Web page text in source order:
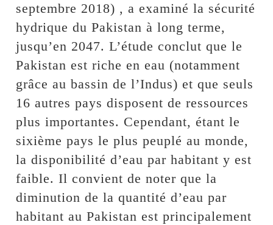
septembre 2018) , a examiné la sécurité
hydrique du Pakistan à long terme,
jusqu’en 2047. L’étude conclut que le
Pakistan est riche en eau (notamment
grâce au bassin de l’Indus) et que seuls
16 autres pays disposent de ressources
plus importantes. Cependant, étant le
sixième pays le plus peuplé au monde,
la disponibilité d’eau par habitant y est
faible. Il convient de noter que la
diminution de la quantité d’eau par
habitant au Pakistan est principalement